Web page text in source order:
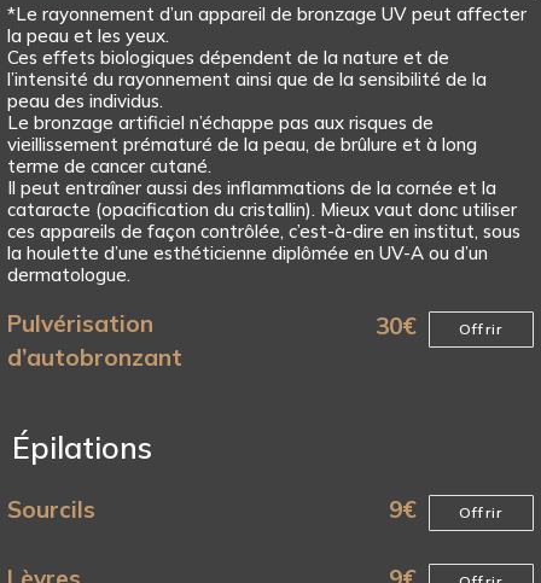
*Le rayonnement d’un appareil de bronzage UV peut affecter
la peau et les yeux.
Ces effets biologiques dépendent de la nature et de
l’intensité du rayonnement ainsi que de la sensibilité de la
peau des individus.
Le bronzage artificiel n’échappe pas aux risques de
vieillissement prématuré de la peau, de brûlure et à long
terme de cancer cutané.
Il peut entraîner aussi des inflammations de la cornée et la
cataracte (opacification du cristallin). Mieux vaut donc utiliser
ces appareils de façon contrôlée, c’est-à-dire en institut, sous
la houlette d’une esthéticienne diplômée en UV-A ou d’un
dermatologue.
Pulvérisation
d’autobronzant
30€ Offrir
Épilations
Sourcils 9€ Offrir